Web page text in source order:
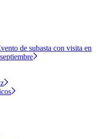
de subasta con visita en